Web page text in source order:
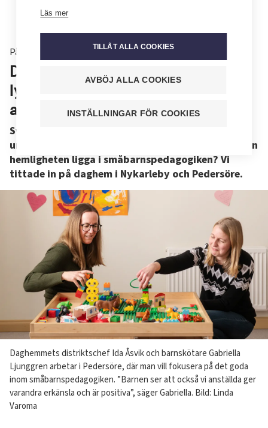
På jobbet
Daghem i Österbotten fostrar
lyckliga barn – ”Det viktigaste är
att se det goda”
Svenskspråkiga i Österbotten är enligt många
undersökningar lyckligare än andra finländare. Kan
hemligheten ligga i småbarnspedagogiken? Vi
tittade in på daghem i Nykarleby och Pedersöre.
Image
text
Daghemmets distriktschef Ida Åsvik och barnskötare Gabriella
Ljunggren arbetar i Pedersöre, där man vill fokusera på det goda
inom småbarnspedagogiken. ”Barnen ser att också vi anställda ger
varandra erkänsla och är positiva”, säger Gabriella. Bild: Linda
Varoma
Läs mer
TILLÅT ALLA COOKIES
AVBÖJ ALLA COOKIES
INSTÄLLNINGAR FÖR COOKIES